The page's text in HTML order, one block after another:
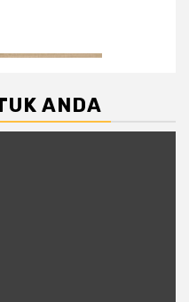
ANDA